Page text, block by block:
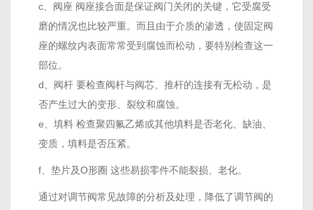
c、阀座 阀座接合面是保证阀门关闭的关键，它受腐受
磨的情况也比较严重。而且由于介质的渗透，使固定阀
座的螺纹内表面常常受到腐蚀而松动，要特别检查这一
部位。
d、阀杆 要检查阀杆与阀芯、推杆的连接有无松动，是
否产生过大的变形、裂纹和腐蚀。
e、填料 检查聚四氟乙烯或其他填料是否老化、缺油、
变质，填料是否压紧。
f、垫片及O形圈 这些易损零件不能裂损、老化。
通过对调节阀常见故障的分析及处理，降低了调节阀的